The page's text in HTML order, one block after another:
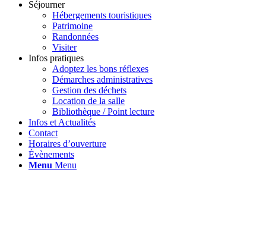
Séjourner
Hébergements touristiques
Patrimoine
Randonnées
Visiter
Infos pratiques
Adoptez les bons réflexes
Démarches administratives
Gestion des déchets
Location de la salle
Bibliothèque / Point lecture
Infos et Actualités
Contact
Horaires d’ouverture
Évènements
Menu Menu